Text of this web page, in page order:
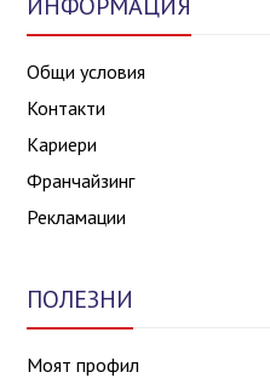
Общи условия
Контакти
Кариери
Франчайзинг
Рекламации
ПОЛЕЗНИ
Моят профил